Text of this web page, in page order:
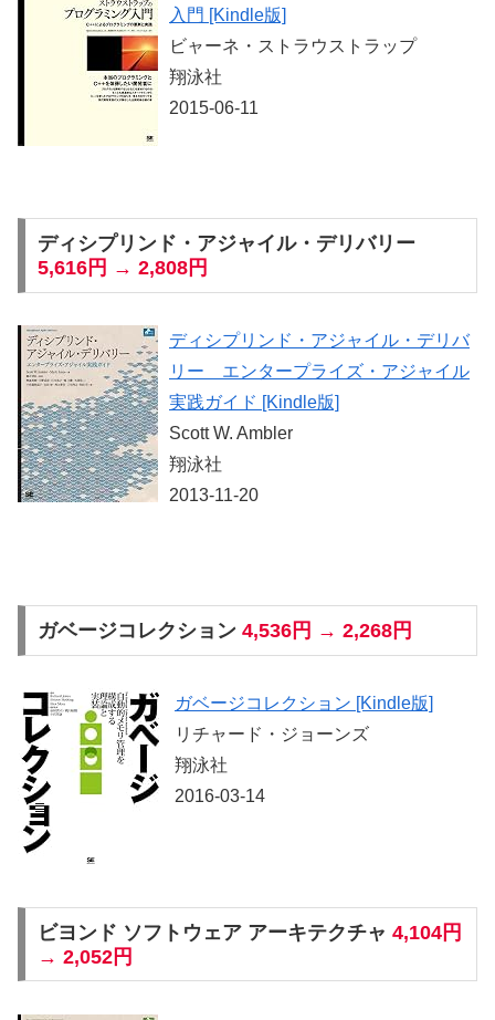
入門 [Kindle版]
ビャーネ・ストラウストラップ
翔泳社
2015-06-11
ディシプリンド・アジャイル・デリバリー
5,616円 → 2,808円
ディシプリンド・アジャイル・デリバ
リー エンタープライズ・アジャイル
実践ガイド [Kindle版]
Scott W. Ambler
翔泳社
2013-11-20
ガベージコレクション 4,536円 → 2,268円
ガベージコレクション [Kindle版]
リチャード・ジョーンズ
翔泳社
2016-03-14
ビヨンド ソフトウェア アーキテクチャ 4,104円
→ 2,052円